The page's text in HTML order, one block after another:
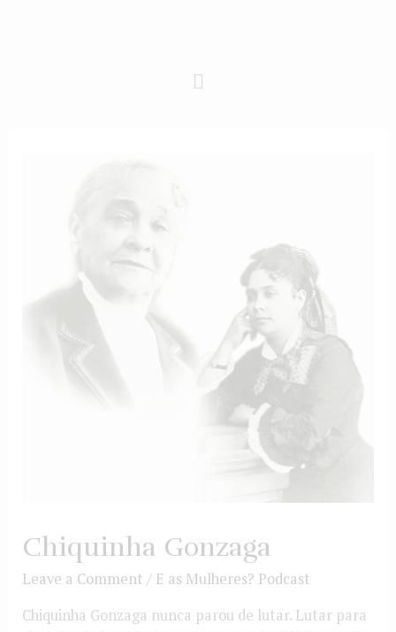
Chiquinha Gonzaga
Leave a Comment / E as Mulheres? Podcast
Chiquinha Gonzaga nunca parou de lutar. Lutar para